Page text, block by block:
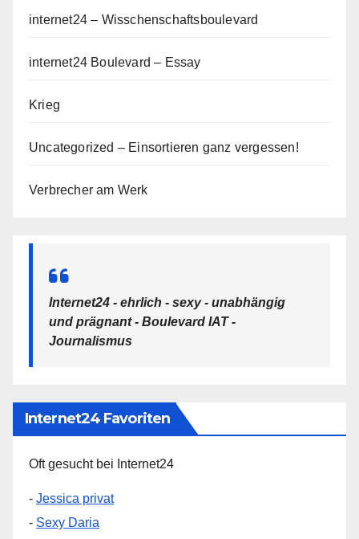
internet24 – Wisschenschaftsboulevard
internet24 Boulevard – Essay
Krieg
Uncategorized – Einsortieren ganz vergessen!
Verbrecher am Werk
Internet24 - ehrlich - sexy - unabhängig
und prägnant - Boulevard IAT -
Journalismus
Internet24 Favoriten
Oft gesucht bei Internet24
- Jessica privat
- Sexy Daria